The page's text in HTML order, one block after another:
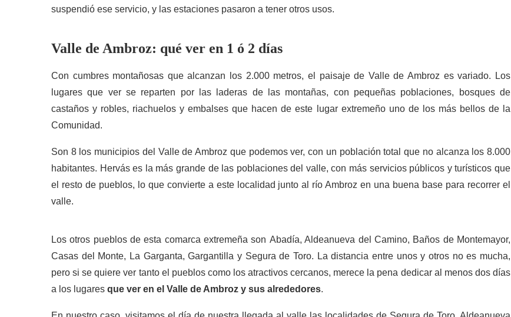
suspendió ese servicio, y las estaciones pasaron a tener otros usos.
Valle de Ambroz: qué ver en 1 ó 2 días
Con cumbres montañosas que alcanzan los 2.000 metros, el paisaje de Valle de Ambroz es variado. Los
lugares que ver se reparten por las laderas de las montañas, con pequeñas poblaciones, bosques de
castaños y robles, riachuelos y embalses que hacen de este lugar extremeño uno de los más bellos de la
Comunidad.
Son 8 los municipios del Valle de Ambroz que podemos ver, con un población total que no alcanza los 8.000
habitantes. Hervás es la más grande de las poblaciones del valle, con más servicios públicos y turísticos que
el resto de pueblos, lo que convierte a este localidad junto al río Ambroz en una buena base para recorrer el
valle.
Los otros pueblos de esta comarca extremeña son Abadía, Aldeanueva del Camino, Baños de Montemayor,
Casas del Monte, La Garganta, Gargantilla y Segura de Toro. La distancia entre unos y otros no es mucha,
pero si se quiere ver tanto el pueblos como los atractivos cercanos, merece la pena dedicar al menos dos días
a los lugares que ver en el Valle de Ambroz y sus alrededores.